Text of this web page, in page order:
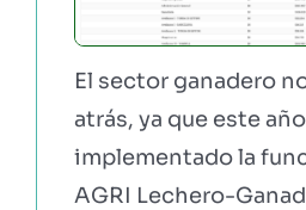
El sector ganadero
atrás, ya que este
implementado la
AGRI Lechero-